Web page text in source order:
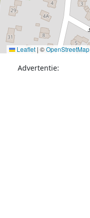
Leaflet | ©OpenStreetMap
Advertentie: